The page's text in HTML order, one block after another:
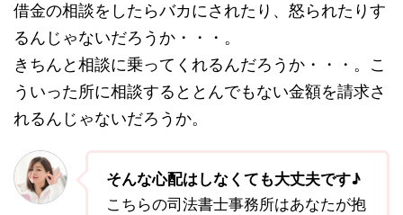
借金の相談をしたらバカにされたり、怒られたりす
るんじゃないだろうか・・・。
きちんと相談に乗ってくれるんだろうか・・・。こ
ういった所に相談するととんでもない金額を請求さ
れるんじゃないだろうか。
そんな心配はしなくても大丈夫です♪
こちらの司法書士事務所はあなたが抱